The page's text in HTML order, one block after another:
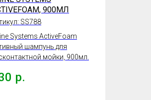
900МЛ
SS788
Systems ActiveFoam
шампунь для
мойки, 900мл.
р.